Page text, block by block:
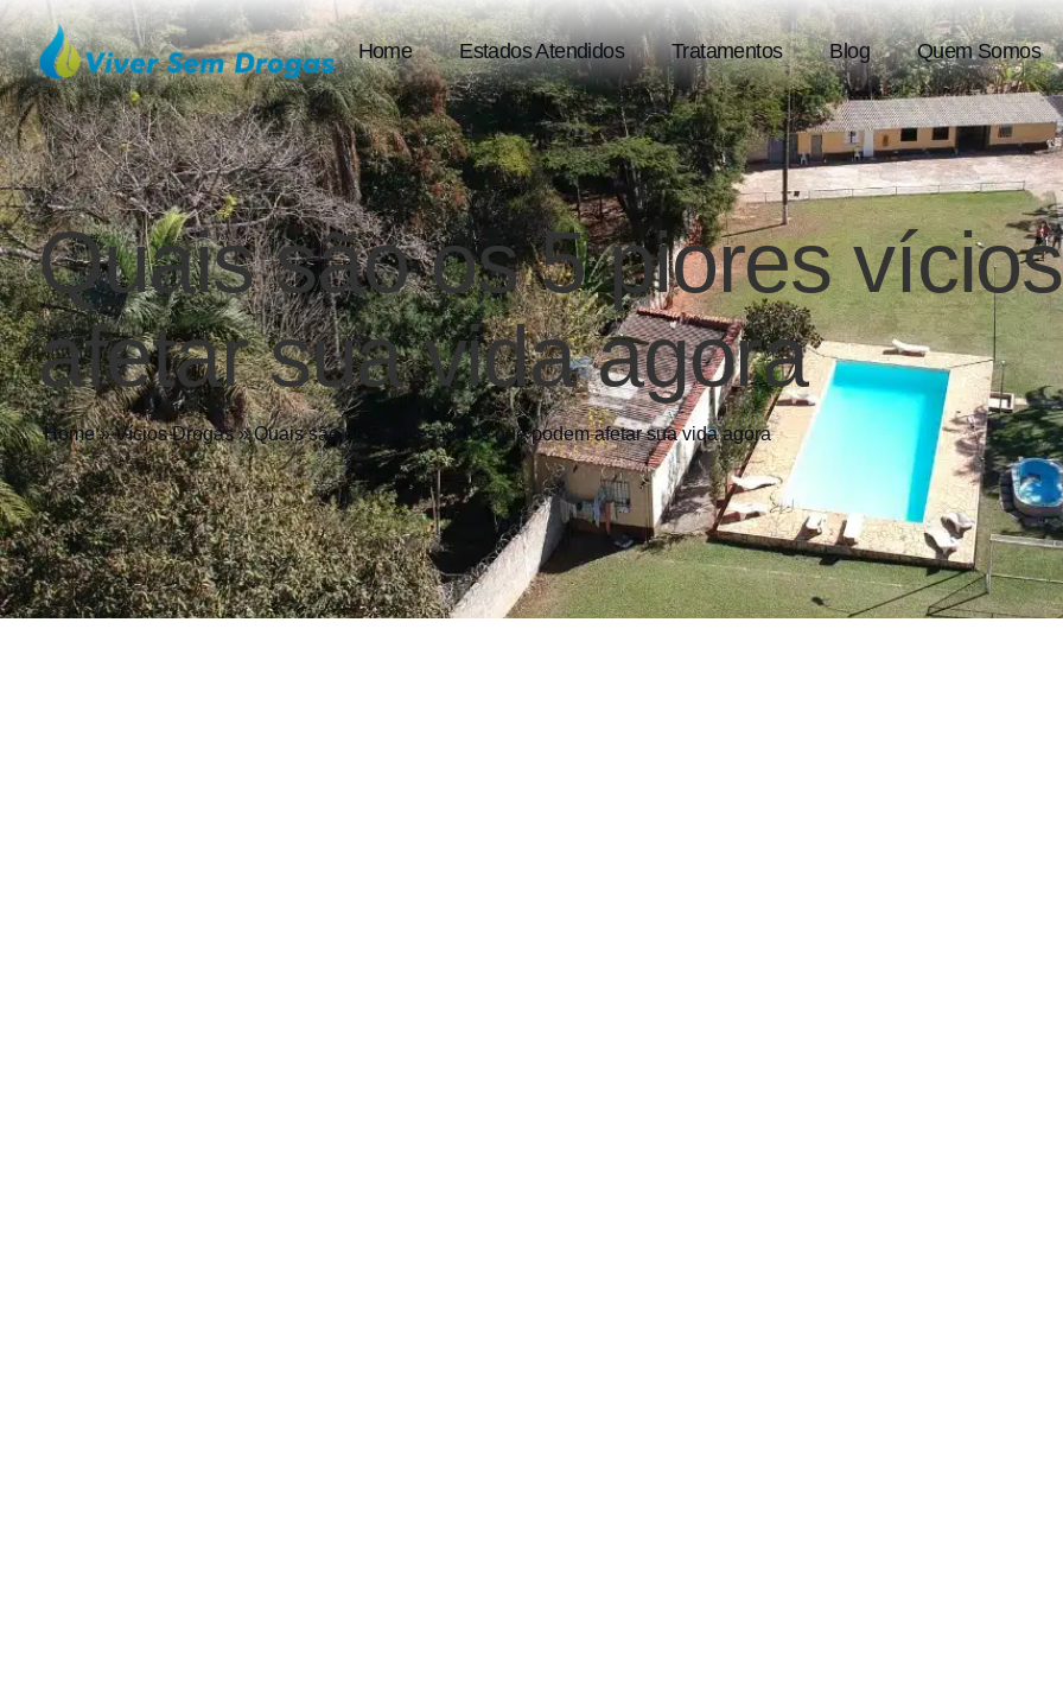
Home Estados Atendidos Tratamentos Blog Quem Somos
Quais são os 5 piores
afetar sua vida agora
Home»Vícios Drogas»Quais são os 5 piores vícios que podem afetar sua vida agora